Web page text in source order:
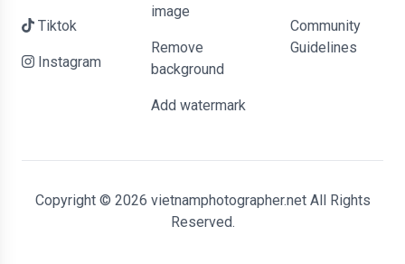
Tiktok
Instagram
image
Remove
background
Add watermark
Community
Guidelines
Copyright © 2026 vietnamphotographer.net All Rights
Reserved.